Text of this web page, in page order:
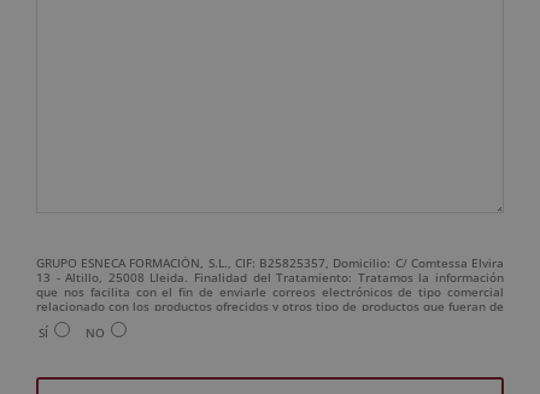
GRUPO ESNECA FORMACIÓN, S.L., CIF: B25825357, Domicilio: C/ Comtessa Elvira
13 - Altillo, 25008 Lleida. Finalidad del Tratamiento: Tratamos la información
que nos facilita con el fin de enviarle correos electrónicos de tipo comercial
relacionado con los productos ofrecidos y otros tipo de productos que fueran de
su interés. Legitimación del tratamiento: Consentimiento del interesado.
Derechos: Puede ejercitar sus derechos identificándose suficientemente,
telefónica y/o email):
SÍ NO